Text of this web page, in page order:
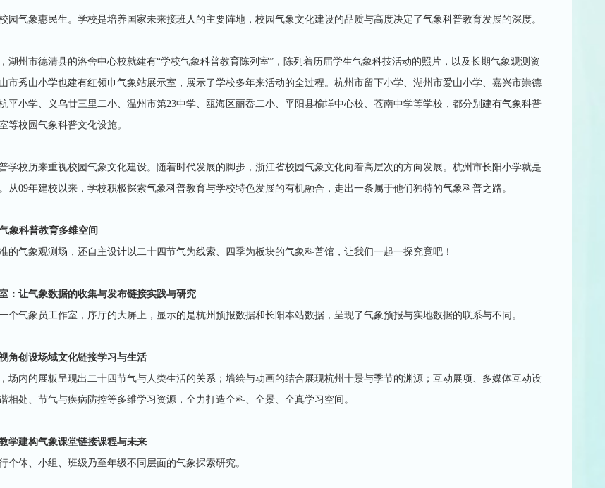
园气象惠民生。学校是培养国家未来接班人的主要阵地，校园气象文化建设的品质与高度决定了气象科普教育发展的深度。
湖州市德清县的洛舍中心校就建有“学校气象科普教育陈列室”，陈列着历届学生气象科技活动的照片，以及长期气象观测资
市秀山小学也建有红领巾气象站展示室，展示了学校多年来活动的全过程。杭州市留下小学、湖州市爱山小学、嘉兴市崇德
平小学、义乌廿三里二小、温州市第23中学、瓯海区丽岙二小、平阳县榆垟中心校、苍南中学等学校，都分别建有气象科普
等校园气象科普文化设施。
学校历来重视校园气象文化建设。随着时代发展的脚步，浙江省校园气象文化向着高层次的方向发展。杭州市长阳小学就是
从09年建校以来，学校积极探索气象科普教育与学校特色发展的有机融合，走出一条属于他们独特的气象科普之路。
象科普教育多维空间
的气象观测场，还自主设计以二十四节气为线索、四季为板块的气象科普馆，让我们一起一探究竟吧！
：让气象数据的收集与发布链接实践与研究
个气象员工作室，序厅的大屏上，显示的是杭州预报数据和长阳本站数据，呈现了气象预报与实地数据的联系与不同。
角创设场域文化链接学习与生活
场内的展板呈现出二十四节气与人类生活的关系；墙绘与动画的结合展现杭州十景与季节的渊源；互动展项、多媒体互动设
相处、节气与疾病防控等多维学习资源，全力打造全科、全景、全真学习空间。
学建构气象课堂链接课程与未来
个体、小组、班级乃至年级不同层面的气象探索研究。